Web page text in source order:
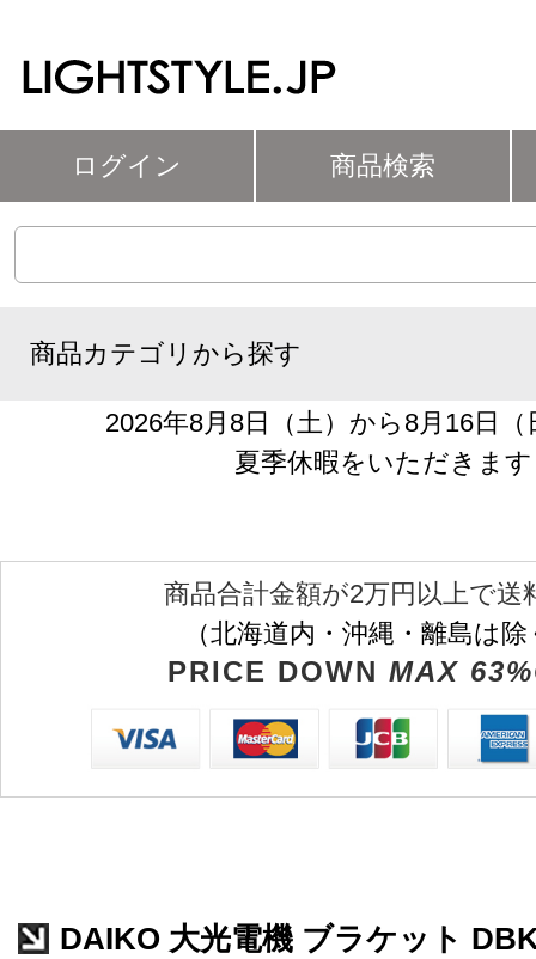
ログイン 商品検索
商品カテゴリから探す
2026年8月8日（土）から8月16日
夏季休暇をいただきます
商品合計金額が2万円以上で送
（北海道内・沖縄・離島は
PRICE DOWN MAX
DAIKO 大光電機 ブラケット